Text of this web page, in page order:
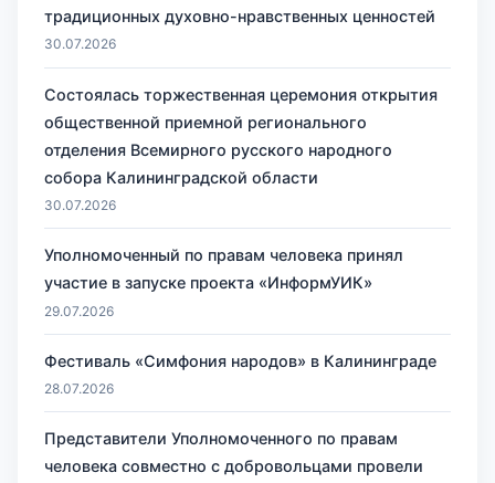
традиционных духовно-нравственных ценностей
30.07.2026
Состоялась торжественная церемония открытия
общественной приемной регионального
отделения Всемирного русского народного
собора Калининградской области
30.07.2026
Уполномоченный по правам человека принял
участие в запуске проекта «ИнформУИК»
29.07.2026
Фестиваль «Симфония народов» в Калининграде
28.07.2026
Представители Уполномоченного по правам
человека совместно с добровольцами провели